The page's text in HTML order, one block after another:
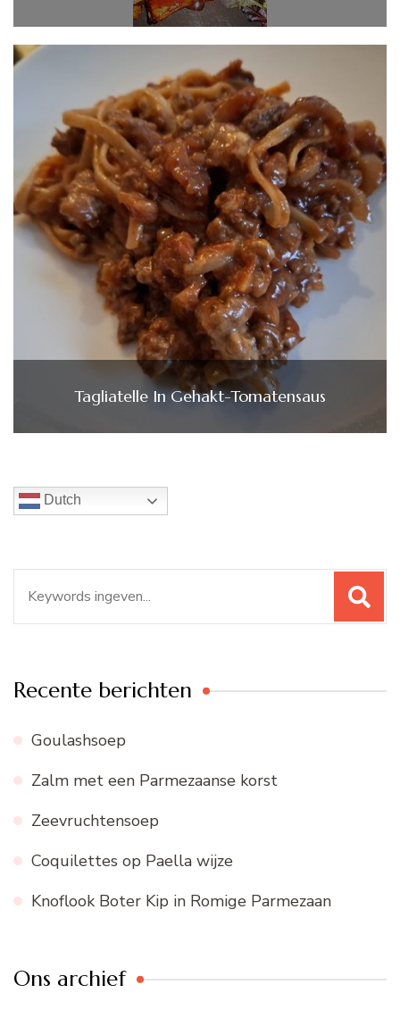
Tagliatelle In Gehakt-Tomatensaus
Dutch
naar:
Recente berichten
Goulashsoep
Zalm met een Parmezaanse korst
Zeevruchtensoep
Coquilettes op Paella wijze
Knoflook Boter Kip in Romige Parmezaan
Ons archief